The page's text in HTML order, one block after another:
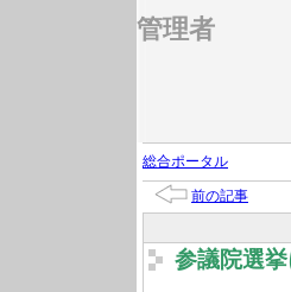
管理者
総合ポータル
前の記事
参議院選